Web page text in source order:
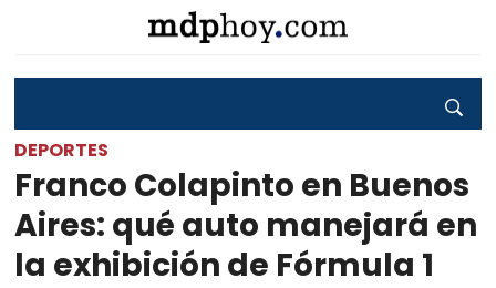
DEPORTES
Franco Colapinto en Buenos
Aires: qué auto manejará en
la exhibición de Fórmula 1